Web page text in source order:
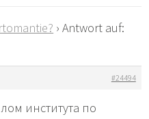
› Antwort auf:
#24494
института по